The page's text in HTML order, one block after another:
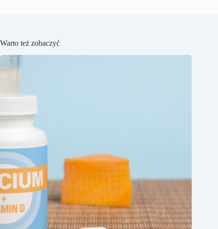
Warto też zobaczyć